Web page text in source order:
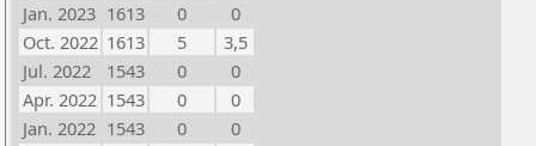
Jan. 2023 1613 0
0
Oct. 2022 1613 5
3,5
Jul. 2022
1543 0
0
Apr. 2022 1543 0
0
Jan. 2022 1543 0
0